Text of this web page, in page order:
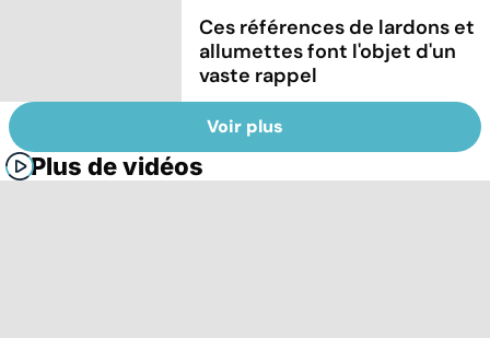
Ces références de lardons et
allumettes font l'objet d'un
vaste rappel
Voir plus
Plus de vidéos